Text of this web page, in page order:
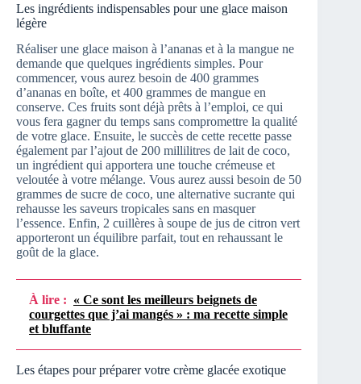
Les ingrédients indispensables pour une glace maison
légère
Réaliser une glace maison à l’ananas et à la mangue ne
demande que quelques ingrédients simples. Pour
commencer, vous aurez besoin de 400 grammes
d’ananas en boîte, et 400 grammes de mangue en
conserve. Ces fruits sont déjà prêts à l’emploi, ce qui
vous fera gagner du temps sans compromettre la qualité
de votre glace. Ensuite, le succès de cette recette passe
également par l’ajout de 200 millilitres de lait de coco,
un ingrédient qui apportera une touche crémeuse et
veloutée à votre mélange. Vous aurez aussi besoin de 50
grammes de sucre de coco, une alternative sucrante qui
rehausse les saveurs tropicales sans en masquer
l’essence. Enfin, 2 cuillères à soupe de jus de citron vert
apporteront un équilibre parfait, tout en rehaussant le
goût de la glace.
À lire : « Ce sont les meilleurs beignets de
courgettes que j’ai mangés » : ma recette simple
et bluffante
Les étapes pour préparer votre crème glacée exotique